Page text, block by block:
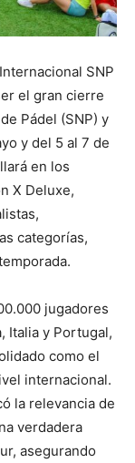
SNP
el gran cierre
Pádel (SNP) y
y del 5 al 7 de
en los
X Deluxe,
categorías,
jugadores
Italia y Portugal,
como el
internacional.
la relevancia de
verdadera
asegurando